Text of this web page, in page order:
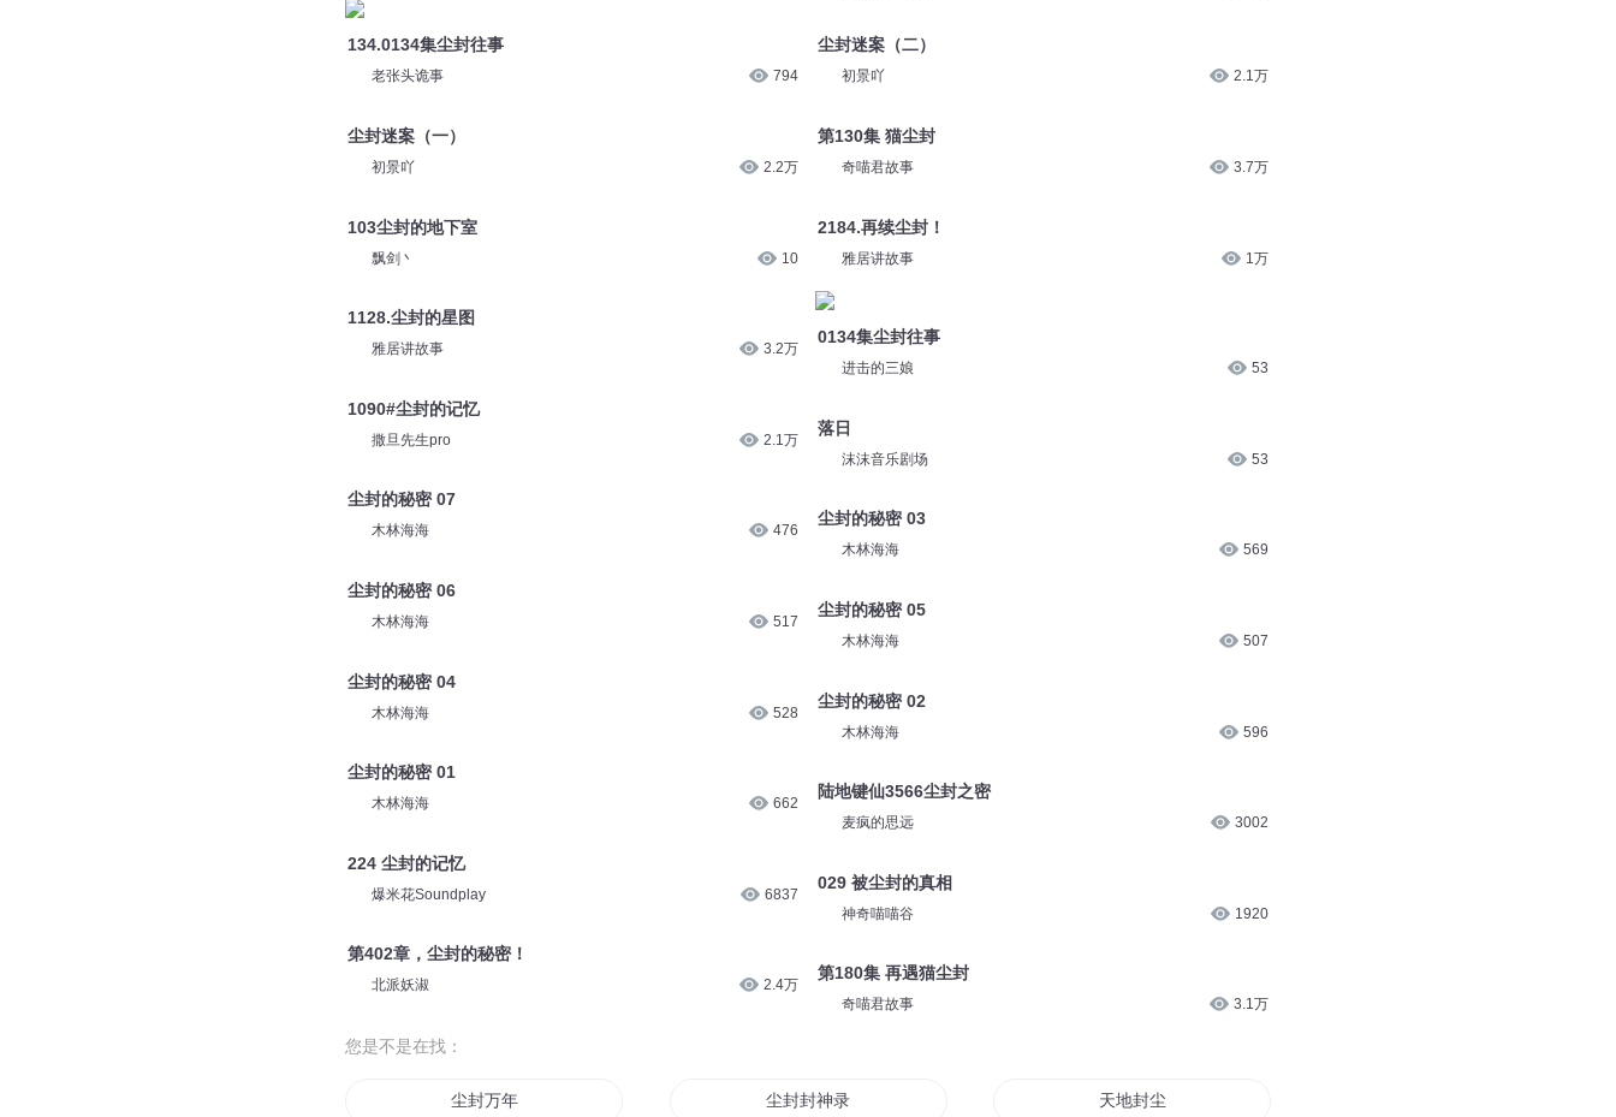
134.0134集尘封往事
老张头诡事 794
尘封迷案（一）
初景吖 2.2万
103尘封的地下室
飘剑丶 10
1128.尘封的星图
雅居讲故事 3.2万
1090#尘封的记忆
撒旦先生pro 2.1万
尘封的秘密 07
木林海海 476
尘封的秘密 06
木林海海 517
尘封的秘密 04
木林海海 528
尘封的秘密 01
木林海海 662
224 尘封的记忆
爆米花Soundplay 6837
第402章，尘封的秘密！
北派妖淑 2.4万
尘封迷案（二）
初景吖 2.1万
第130集 猫尘封
奇喵君故事 3.7万
2184.再续尘封！
雅居讲故事 1万
0134集尘封往事
进击的三娘 53
落日
沫沫音乐剧场 53
尘封的秘密 03
木林海海 569
尘封的秘密 05
木林海海 507
尘封的秘密 02
木林海海 596
陆地键仙3566尘封之密
麦疯的思远 3002
029 被尘封的真相
神奇喵喵谷 1920
第180集 再遇猫尘封
奇喵君故事 3.1万
您是不是在找：
尘封万年 尘封封神录 天地封尘